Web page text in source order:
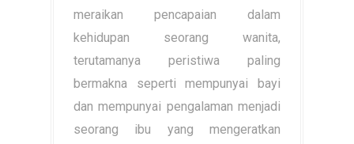
meraikan pencapaian dalam
kehidupan seorang wanita,
terutamanya peristiwa paling
bermakna seperti mempunyai bayi
dan mempunyai pengalaman menjadi
seorang ibu yang mengeratkan